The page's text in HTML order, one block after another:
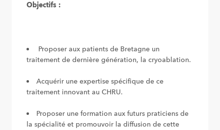
Objectifs :
Proposer aux patients de Bretagne un
traitement de dernière génération, la cryoablation.
Acquérir une expertise spécifique de ce
traitement innovant au CHRU.
Proposer une formation aux futurs praticiens de
la spécialité et promouvoir la diffusion de cette